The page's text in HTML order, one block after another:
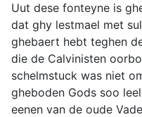
Uut dese fonteyne is
dat ghy lestmael met
ghebaert hebt teghen
die de Calvinisten
schelmstuck was niet
gheboden Gods soo
eenen van de oude